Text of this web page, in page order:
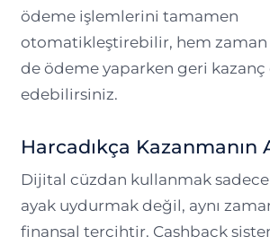
ödeme işlemlerini tamamen
otomatikleştirebilir, hem zaman
de ödeme yaparken geri kazanç
edebilirsiniz.
Harcadıkça Kazanmanın
Dijital cüzdan kullanmak
ayak uydurmak değil, aynı
finansal tercihtir. Cashback